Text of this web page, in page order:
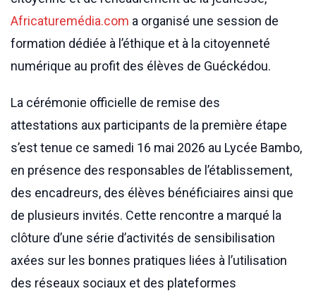
Africaturemédia.com a organisé une session de
formation dédiée à l’éthique et à la citoyenneté
numérique au profit des élèves de Guéckédou.
La cérémonie officielle de remise des
attestations aux participants de la première étape
s’est tenue ce samedi 16 mai 2026 au Lycée Bambo,
en présence des responsables de l’établissement,
des encadreurs, des élèves bénéficiaires ainsi que
de plusieurs invités. Cette rencontre a marqué la
clôture d’une série d’activités de sensibilisation
axées sur les bonnes pratiques liées à l’utilisation
des réseaux sociaux et des plateformes